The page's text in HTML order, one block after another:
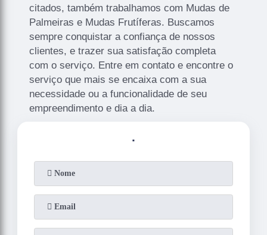
citados, também trabalhamos com Mudas de
Palmeiras e Mudas Frutíferas. Buscamos
sempre conquistar a confiança de nossos
clientes, e trazer sua satisfação completa
com o serviço. Entre em contato e encontre o
serviço que mais se encaixa com a sua
necessidade ou a funcionalidade de seu
empreendimento e dia a dia.
.